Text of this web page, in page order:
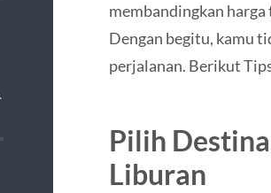
membandingkan
Dengan begitu, kamu
perjalanan. Berikut
Pilih
Liburan